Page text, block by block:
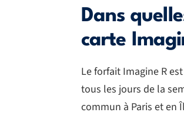
Dans
carte
Le forfait Imagine R
tous les jours de la
commun à Paris et en